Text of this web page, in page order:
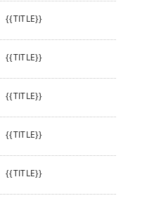
{{TITLE}}
{{TITLE}}
{{TITLE}}
{{TITLE}}
{{TITLE}}